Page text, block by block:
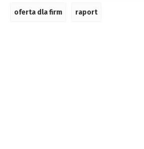
oferta dla firm raport